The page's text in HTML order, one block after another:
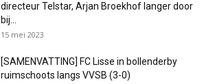
directeur Telstar, Arjan Broekhof langer door
bij...
15 mei 2023
[SAMENVATTING] FC Lisse in bollenderby
ruimschoots langs VVSB (3-0)